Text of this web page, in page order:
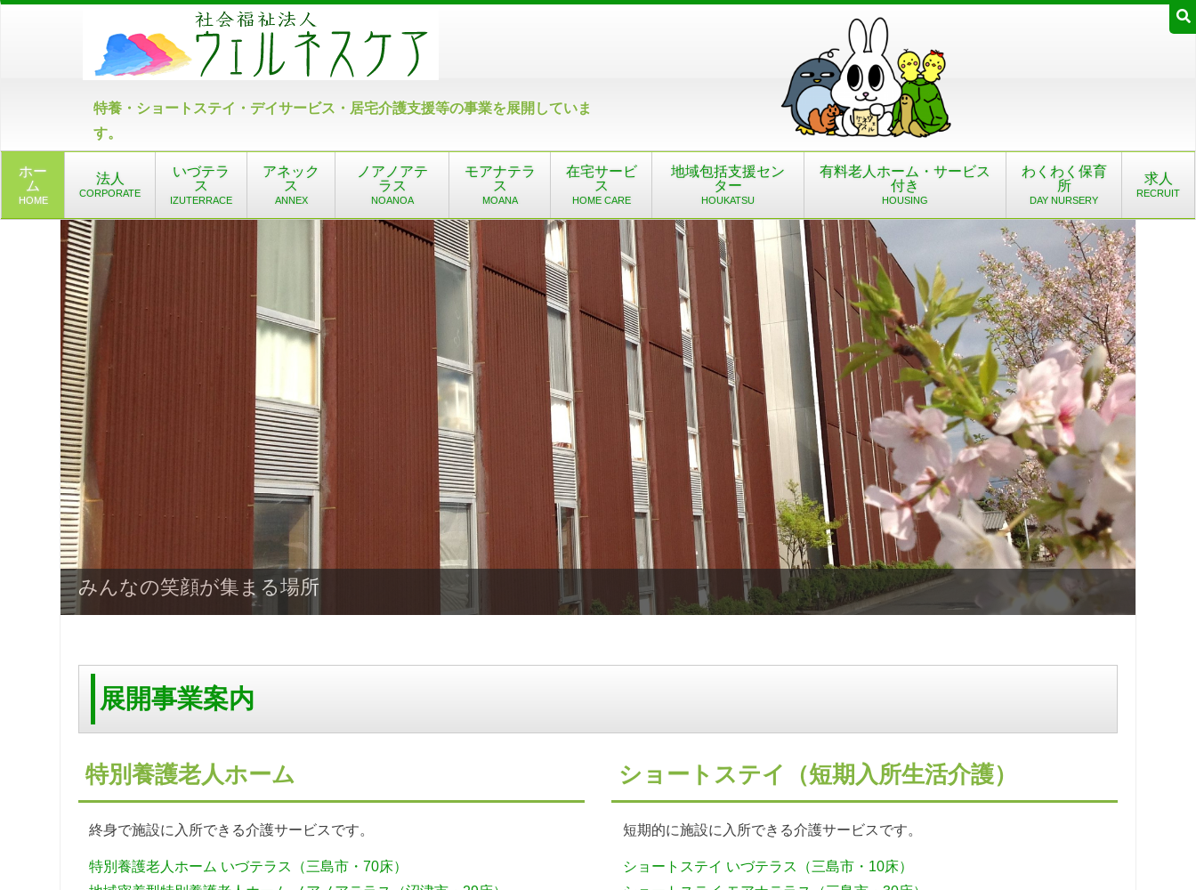
特養・ショートステイ・デイサービス・居宅介護支援等の事業を展開していま
す。
ホー
ム
HOME
法人
CORPORATE
いづテラ
ス
IZUTERRACE
アネック
ス
ANNEX
ノアノアテ
ラス
NOANOA
モアナテラ
ス
MOANA
在宅サービ
ス
HOME CARE
地域包括支援セン
ター
HOUKATSU
有料老人ホーム・サービス
付き
HOUSING
わくわく保育
所
DAY NURSERY
求人
RECRUIT
みんなの笑顔が集まる場所
展開事業案内
特別養護老人ホーム
終身で施設に入所できる介護サービスです。
特別養護老人ホーム いづテラス（三島市・70床）
ショートステイ（短期入所生活介護）
短期的に施設に入所できる介護サービスです。
ショートステイ いづテラス（三島市・10床）